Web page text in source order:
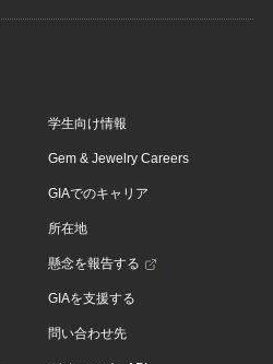
学生向け情報
Gem & Jewelry Careers
GIAでのキャリア
所在地
懸念を報告する
GIAを支援する
問い合わせ先